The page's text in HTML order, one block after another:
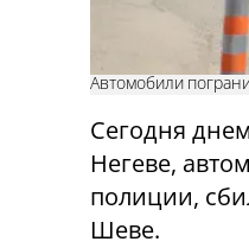
Автомобили
Сегодня
Негеве,
полиции,
Шеве.